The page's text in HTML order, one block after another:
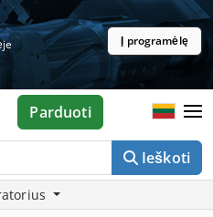
Į programėlę
Ieškoti
Parduoti